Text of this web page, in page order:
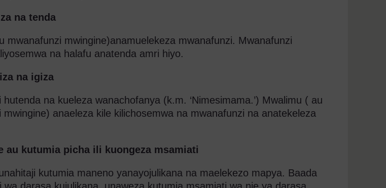
na tenda
mwanafunzi mwingine)anamuelekeza mwanafunzi. Mwanafunzi
na halafu anatenda amri hiyo.
na igiza
hutenda na kueleza wanachofanya (k.m. ‘Nimesimama.’) Mwalimu ( au
mwingine) anaeleza kile kilichosemwa na mwanafunzi na anatekeleza
au kutumia picha ili kuongeza msamiati
kutumia maneno yanayojulikana na maelekezo mapya. Baada